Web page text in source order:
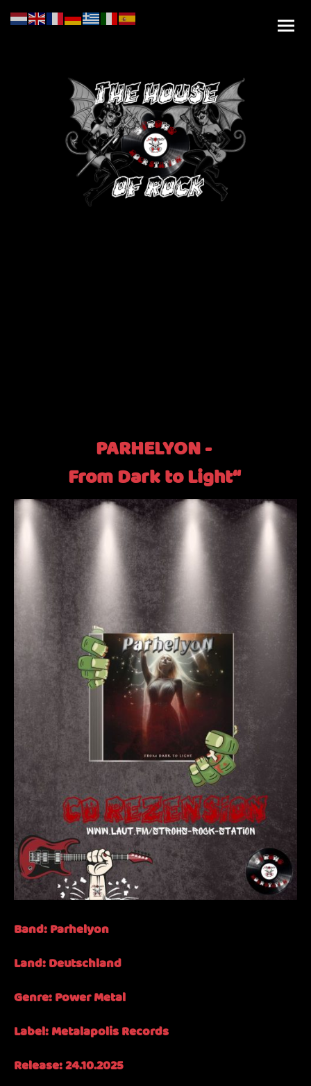
PARHELYON -
FromDarktoLight“
Band:Parhelyon
Land: Deutschland
Genre:PowerMetal
Label:MetalapolisRecords
Release: 24.10.2025